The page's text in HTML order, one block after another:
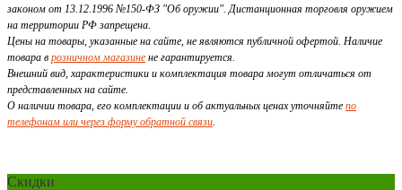
законом от 13.12.1996 №150-ФЗ "Об оружии". Дистанционная торговля оружием
на территории РФ запрещена.
Цены на товары, указанные на сайте, не являются публичной офертой. Наличие
товара в розничном магазине не гарантируется.
Внешний вид, характеристики и комплектация товара могут отличаться от
представленных на сайте.
О наличии товара, его комплектации и об актуальных ценах уточняйте по
телефонам или через форму обратной связи.
Скидки